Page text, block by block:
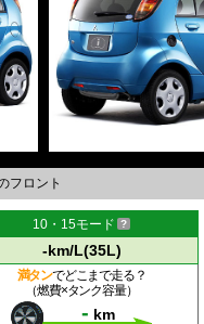
フロント
10・15モード
-km/L(35L)
満タンでどこまで走る？
（燃費×タンク容量）
- km